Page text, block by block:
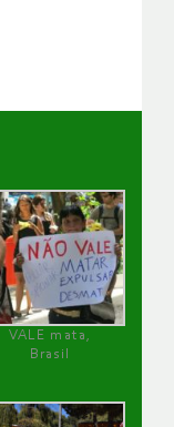
VALE mata,
Brasil